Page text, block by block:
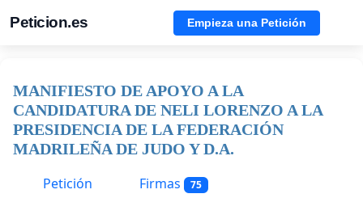
Peticion.es Empieza una Petición
MANIFIESTO DE APOYO A LA
CANDIDATURA DE NELI LORENZO A LA
PRESIDENCIA DE LA FEDERACIÓN
MADRILEÑA DE JUDO Y D.A.
Petición
Firmas 75